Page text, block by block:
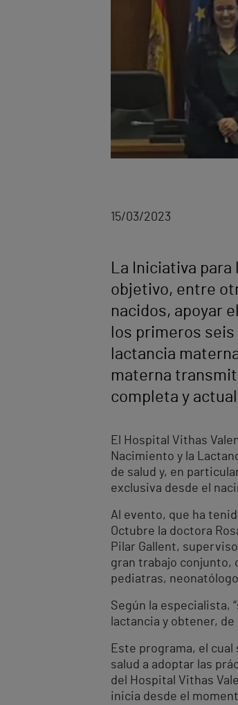
15/03/2023
La Iniciativa
objetivo, entre
nacidos, apoyar
los primeros
lactancia
materna
completa y
El Hospital Vithas
Nacimiento y la
de salud y, en
exclusiva desde el
Al evento, que ha
Octubre la doctora
Pilar Gallent,
gran trabajo conjunto,
pediatras,
Según la especialista,
lactancia y obtener,
Este programa, el cual
salud a adoptar las
del Hospital Vithas
inicia desde el